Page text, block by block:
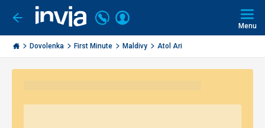
Ísť
späť
Invia.sk
Volajte
+421
2
3221
Prihlásiť
Menu
Dovolenka First Minute Maldivy Atol Ari